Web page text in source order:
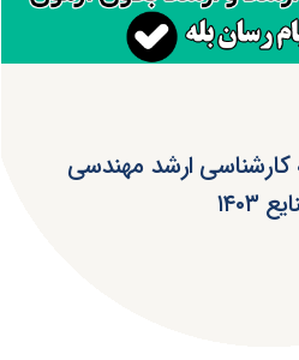
کارشناسی ارشد مهندسی
۱۴۰۳